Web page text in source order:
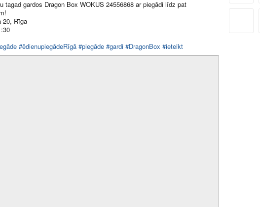
tagad gardos Dragon Box WOKUS 24556868 ar piegādi līdz pat
20, Rīga
#ēdienupiegādeRīgā #piegāde #gardi #DragonBox #ieteikt